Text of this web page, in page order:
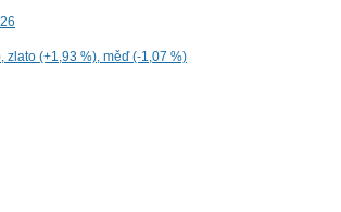
zlato (+1,93 %), měď (-1,07 %)